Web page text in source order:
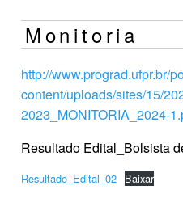
Monitoria
http://www.prograd.ufpr.br/
content/uploads/sites/15/
2023_MONITORIA_2024-
Resultado Edital_Bolsista
Resultado_Edital_02 Baixar